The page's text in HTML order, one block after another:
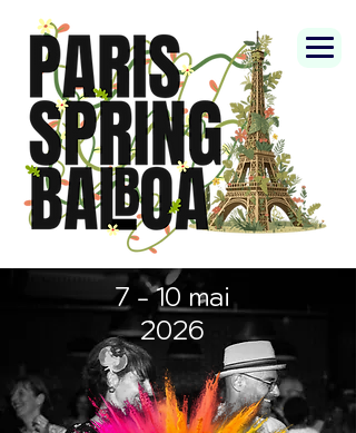
7 - 10 mai
2026